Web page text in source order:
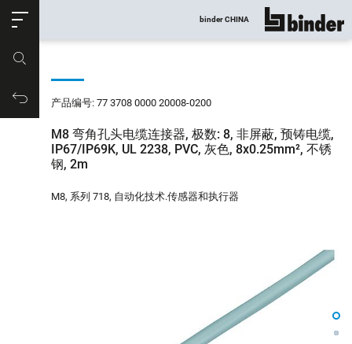
购物车
binder CHINA 显示所有
产品编号: 77 3708 0000 20008-0200
M8 弯角孔头电缆连接器, 极数: 8, 非屏蔽, 预铸电缆,
IP67/IP69K, UL 2238, PVC, 灰色, 8x0.25mm², 不锈
钢, 2m
M8, 系列 718, 自动化技术.传感器和执行器